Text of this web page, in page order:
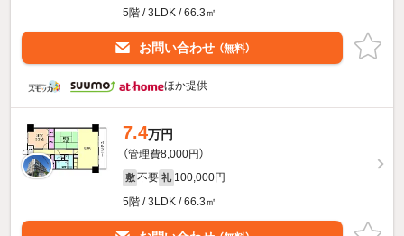
5階 / 3LDK / 66.3㎡
お問い合わせ （無料）
ほか提供
7.4万円
（管理費8,000円）
敷 不要 礼 100,000円
5階 / 3LDK / 66.3㎡